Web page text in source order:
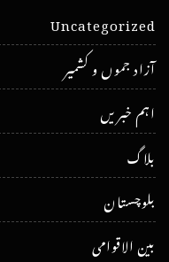
Uncategorized
آزاد جموں و کشمیر
اہم خبریں
بلاگ
بلوچستان
بین الاقوامی